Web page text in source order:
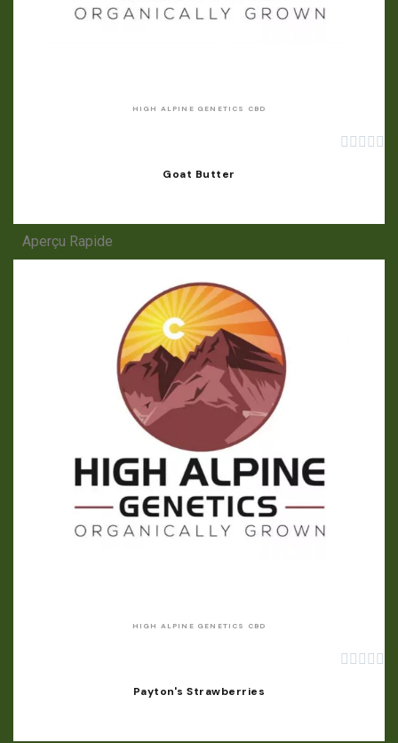
HIGH ALPINE GENETICS CBD
    
Goat Butter
Aperçu Rapide
HIGH ALPINE GENETICS CBD
    
Payton's Strawberries